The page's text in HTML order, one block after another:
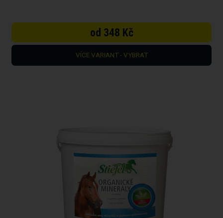
od 348 Kč
VÍCE VARIANT - VYBRAT